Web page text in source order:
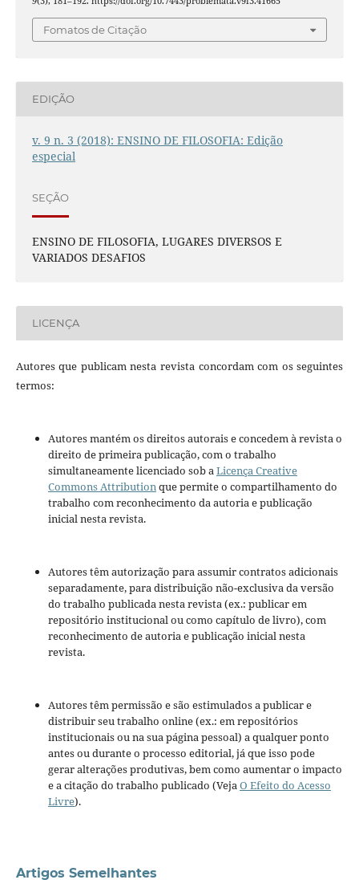
Fomatos de Citação
EDIÇÃO
v. 9 n. 3 (2018): ENSINO DE FILOSOFIA: Edição
especial
SEÇÃO
ENSINO DE FILOSOFIA, LUGARES DIVERSOS E
VARIADOS DESAFIOS
LICENÇA
Autores que publicam nesta revista concordam com os seguintes
termos:
Autores mantém os direitos autorais e concedem à revista o
direito de primeira publicação, com o trabalho
simultaneamente licenciado sob aLicença Creative
Commons Attributionque permite o compartilhamento do
trabalho com reconhecimento da autoria e publicação
inicial nesta revista.
Autores têm autorização para assumir contratos adicionais
separadamente, para distribuição não-exclusiva da versão
do trabalho publicada nesta revista (ex.: publicar em
repositório institucional ou como capítulo de livro), com
reconhecimento de autoria e publicação inicial nesta
revista.
Autores têm permissão e são estimulados a publicar e
distribuir seu trabalho online (ex.: em repositórios
institucionais ou na sua página pessoal) a qualquer ponto
antes ou durante o processo editorial, já que isso pode
gerar alterações produtivas, bem como aumentar o impacto
e a citação do trabalho publicado (VejaO Efeito do Acesso
Livre).
Artigos Semelhantes